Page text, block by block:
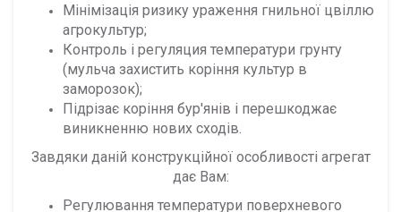
Мінімізація ризику ураження гнильної цвіллю
агрокультур;
Контроль і регуляция температури грунту
(мульча захистить коріння культур в
заморозок);
Підрізає коріння бур'янів і перешкоджає
виникненню нових сходів.
Завдяки даній конструкційної особливості агрегат
дає Вам:
Регулювання температури поверхневого